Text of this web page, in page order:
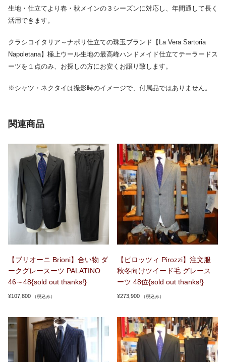
生地・仕立てより春・秋メインの３シーズンに対応し、年間通して長く
活用できます。
クラシコイタリア～ナポリ仕立ての珠玉ブランド【La Vera Sartoria
Napoletana】極上ウール生地の最高峰ハンドメイド仕立てテーラードス
ーツを１点のみ、お探しの方にお安くお譲り致します。
※シャツ・ネクタイは撮影時のイメージで、付属品ではありません。
関連商品
【ブリオーニ Brioni】合い物 ダ
ークグレースーツ PALATINO
46～48{sold out thanks!}
¥107,800 （税込み）
【ピロッツィ Pirozzi】注文服
秋冬向けツイード毛 グレース
ーツ 48位{sold out thanks!}
¥273,900 （税込み）